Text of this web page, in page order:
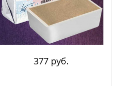
377 руб.